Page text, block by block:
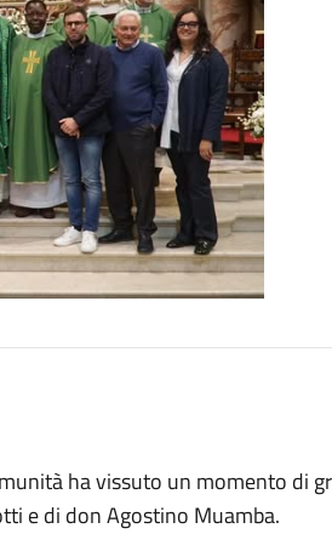
ha vissuto un momento di
e di don Agostino Muamba.